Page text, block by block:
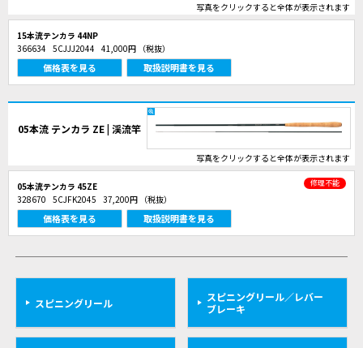
写真をクリックすると全体が表示されます
15本流テンカラ 44NP
366634 5CJJJ2044 41,000円 （税抜）
価格表を見る 取扱説明書を見る
05本流 テンカラ ZE | 渓流竿
写真をクリックすると全体が表示されます
05本流テンカラ 45ZE 修理不能
328670 5CJFK2045 37,200円 （税抜）
価格表を見る 取扱説明書を見る
スピニングリール
スピニングリール／レバー
ブレーキ